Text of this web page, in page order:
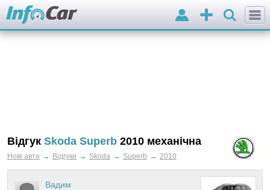
Додати
оголошення
Вхід
Відгук Skoda Superb 2010 механічна
Нові авто → Відгуки → Skoda → Superb → 2010
Вадим